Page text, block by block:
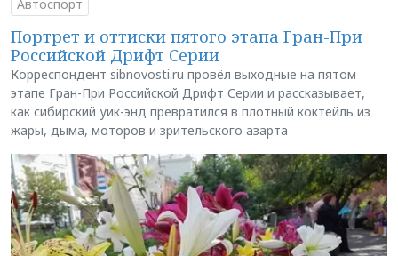
Автоспорт
Портрет и оттиски пятого этапа Гран-При
Российской Дрифт Серии
Корреспондент sibnovosti.ru провёл выходные на пятом
этапе Гран-При Российской Дрифт Серии и рассказывает,
как сибирский уик-энд превратился в плотный коктейль из
жары, дыма, моторов и зрительского азарта